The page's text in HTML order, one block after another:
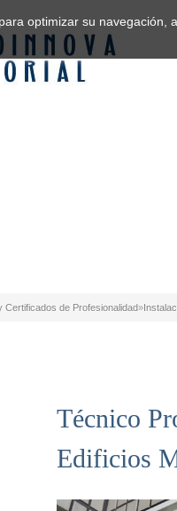
Certificados de Profesionalidad»
Técnico
Edificios
optimizar su